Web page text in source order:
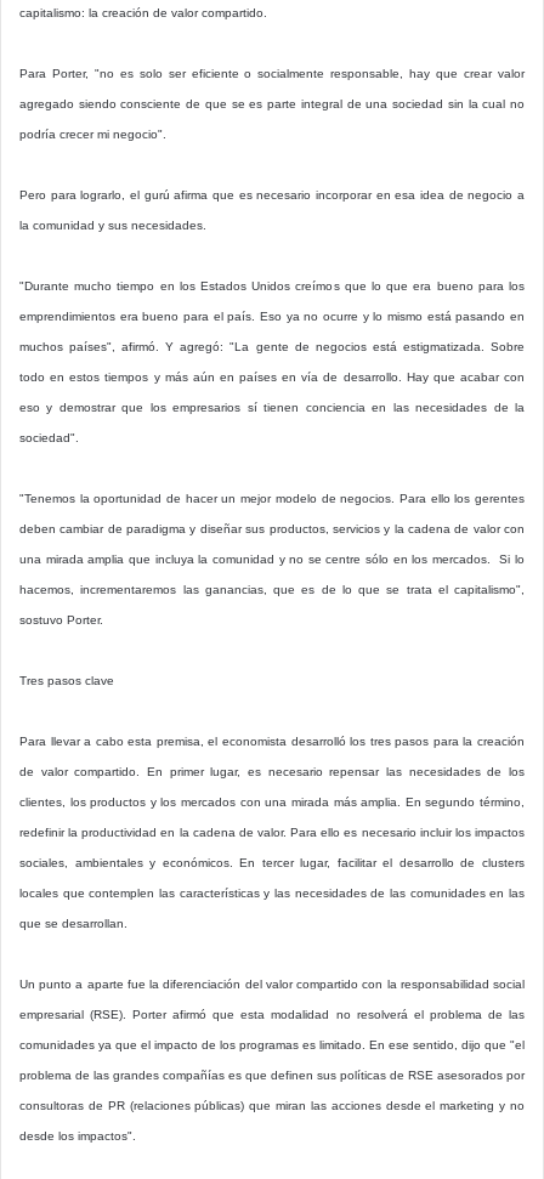
capitalismo: la creación de valor compartido.
Para Porter, "no es solo ser eficiente o socialmente responsable, hay que crear valor
agregado siendo consciente de que se es parte integral de una sociedad sin la cual no
podría crecer mi negocio".
Pero para lograrlo, el gurú afirma que es necesario incorporar en esa idea de negocio a
la comunidad y sus necesidades.
"Durante mucho tiempo en los Estados Unidos creímos que lo que era bueno para los
emprendimientos era bueno para el país. Eso ya no ocurre y lo mismo está pasando en
muchos países", afirmó. Y agregó: "La gente de negocios está estigmatizada. Sobre
todo en estos tiempos y más aún en países en vía de desarrollo. Hay que acabar con
eso y demostrar que los empresarios sí tienen conciencia en las necesidades de la
sociedad".
"Tenemos la oportunidad de hacer un mejor modelo de negocios. Para ello los gerentes
deben cambiar de paradigma y diseñar sus productos, servicios y la cadena de valor con
una mirada amplia que incluya la comunidad y no se centre sólo en los mercados. Si lo
hacemos, incrementaremos las ganancias, que es de lo que se trata el capitalismo",
sostuvo Porter.
Tres pasos clave
Para llevar a cabo esta premisa, el economista desarrolló los tres pasos para la creación
de valor compartido. En primer lugar, es necesario repensar las necesidades de los
clientes, los productos y los mercados con una mirada más amplia. En segundo término,
redefinir la productividad en la cadena de valor. Para ello es necesario incluir los impactos
sociales, ambientales y económicos. En tercer lugar, facilitar el desarrollo de clusters
locales que contemplen las características y las necesidades de las comunidades en las
que se desarrollan.
Un punto a aparte fue la diferenciación del valor compartido con la responsabilidad social
empresarial (RSE). Porter afirmó que esta modalidad no resolverá el problema de las
comunidades ya que el impacto de los programas es limitado. En ese sentido, dijo que "el
problema de las grandes compañías es que definen sus políticas de RSE asesorados por
consultoras de PR (relaciones públicas) que miran las acciones desde el marketing y no
desde los impactos".